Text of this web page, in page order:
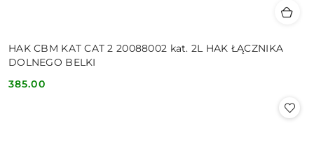
HAK CBM KAT CAT 2 20088002 kat. 2L HAK ŁĄCZNIKA
DOLNEGO BELKI
Cena:
385.00